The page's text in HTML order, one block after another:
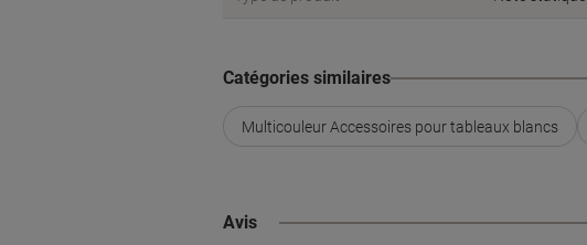
Catégories similaires
Multicouleur Accessoires pour tableaux blancs
Avis